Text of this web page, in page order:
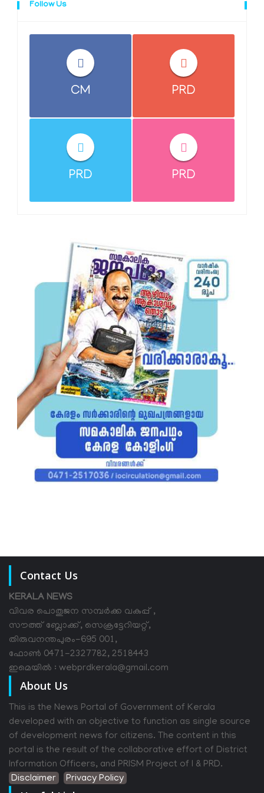
Follow Us
CM PRD
PRD PRD
Contact Us
KERALA NEWS
വിവര പൊതുജന സമ്പര്‍ക്ക വകുപ്പ് ,
സൗത്ത് ബ്ലോക്ക്, സെക്രട്ടേറിയറ്റ്,
തിരുവനന്തപുരം-695 001,
ഫോൺ 0471-2327782, 2518443
ഇമെയിൽ : webprdkerala@gmail.com
About Us
This is the News Portal of Government of Kerala
developed with an objective to function as single source
of development news for citizens. The content in this
portal is the result of the collaborative effort of District
Information Officers, and PRISM Project of I & PRD.
Disclaimer
Privacy Policy